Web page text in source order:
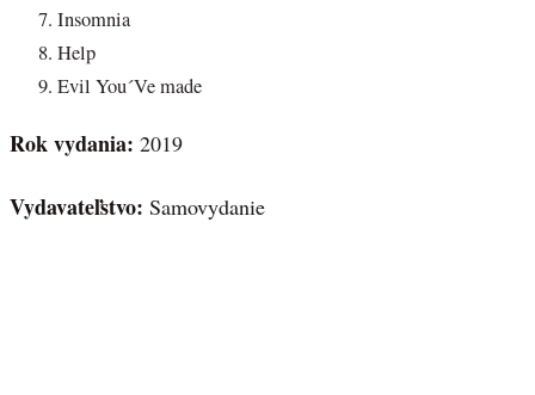
Insomnia
Help
Evil You´Ve made
Rok vydania: 2019
Vydavateľstvo: Samovydanie